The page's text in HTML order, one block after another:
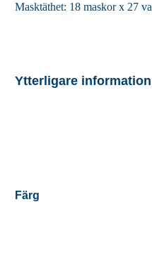
Masktäthet: 18 maskor x 27
Ytterligare information
Färg